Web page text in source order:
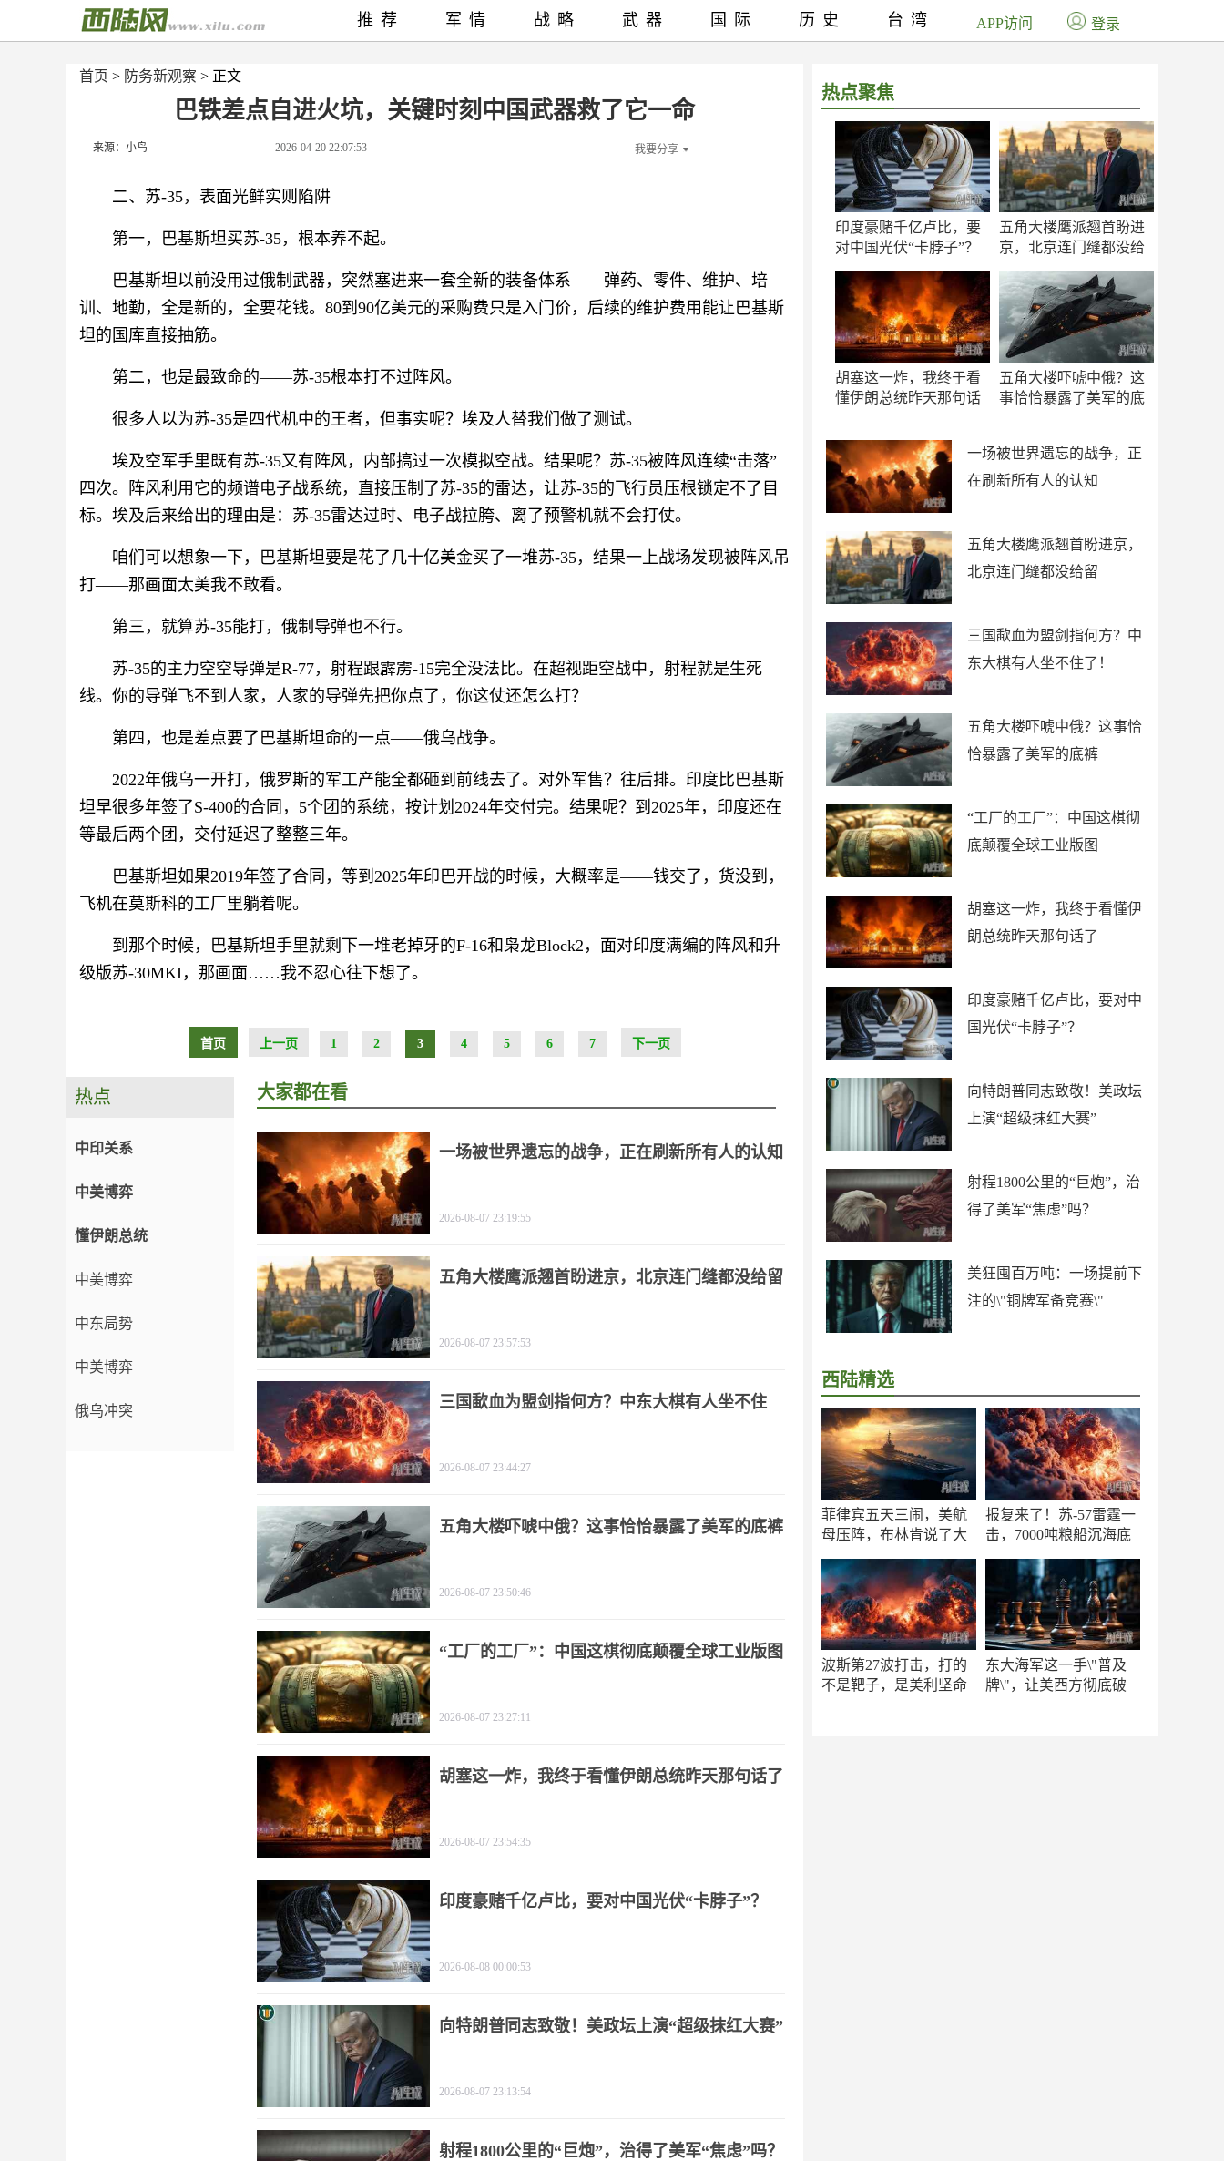
首页 > 防务新观察 > 正文
巴铁差点自进火坑，关键时刻中国武器救了它一命
来源：小鸟 2026-04-20 22:07:53 我要分享
二、苏-35，表面光鲜实则陷阱
第一，巴基斯坦买苏-35，根本养不起。
巴基斯坦以前没用过俄制武器，突然塞进来一套全新的装备体系——弹药、零件、维护、培
训、地勤，全是新的，全要花钱。80到90亿美元的采购费只是入门价，后续的维护费用能让巴基斯
坦的国库直接抽筋。
第二，也是最致命的——苏-35根本打不过阵风。
很多人以为苏-35是四代机中的王者，但事实呢？埃及人替我们做了测试。
埃及空军手里既有苏-35又有阵风，内部搞过一次模拟空战。结果呢？苏-35被阵风连续“击落”
四次。阵风利用它的频谱电子战系统，直接压制了苏-35的雷达，让苏-35的飞行员压根锁定不了目
标。埃及后来给出的理由是：苏-35雷达过时、电子战拉胯、离了预警机就不会打仗。
咱们可以想象一下，巴基斯坦要是花了几十亿美金买了一堆苏-35，结果一上战场发现被阵风吊
打——那画面太美我不敢看。
第三，就算苏-35能打，俄制导弹也不行。
苏-35的主力空空导弹是R-77，射程跟霹雳-15完全没法比。在超视距空战中，射程就是生死
线。你的导弹飞不到人家，人家的导弹先把你点了，你这仗还怎么打？
第四，也是差点要了巴基斯坦命的一点——俄乌战争。
2022年俄乌一开打，俄罗斯的军工产能全都砸到前线去了。对外军售？往后排。印度比巴基斯
坦早很多年签了S-400的合同，5个团的系统，按计划2024年交付完。结果呢？到2025年，印度还在
等最后两个团，交付延迟了整整三年。
巴基斯坦如果2019年签了合同，等到2025年印巴开战的时候，大概率是——钱交了，货没到，
飞机在莫斯科的工厂里躺着呢。
到那个时候，巴基斯坦手里就剩下一堆老掉牙的F-16和枭龙Block2，面对印度满编的阵风和升
级版苏-30MKI，那画面……我不忍心往下想了。
首页 上一页 1 2 3 4 5 6 7 下一页
热点聚焦
印度豪赌千亿卢比，要
对中国光伏“卡脖子”？
五角大楼鹰派翘首盼进
京，北京连门缝都没给
胡塞这一炸，我终于看
懂伊朗总统昨天那句话
五角大楼吓唬中俄？这
事恰恰暴露了美军的底
一场被世界遗忘的战争，正
在刷新所有人的认知
五角大楼鹰派翘首盼进京，
北京连门缝都没给留
三国歃血为盟剑指何方？中
东大棋有人坐不住了！
五角大楼吓唬中俄？这事恰
恰暴露了美军的底裤
“工厂的工厂”：中国这棋彻
底颠覆全球工业版图
胡塞这一炸，我终于看懂伊
朗总统昨天那句话了
印度豪赌千亿卢比，要对中
国光伏“卡脖子”？
向特朗普同志致敬！美政坛
上演“超级抹红大赛”
射程1800公里的“巨炮”，治
得了美军“焦虑”吗？
美狂囤百万吨：一场提前下
注的\"铜牌军备竞赛\"
西陆精选
菲律宾五天三闹，美航
母压阵，布林肯说了大
报复来了！苏-57雷霆一
击，7000吨粮船沉海底
波斯第27波打击，打的
不是靶子，是美利坚命
东大海军这一手\"普及
牌\"，让美西方彻底破
推荐 军情 战略 武器 国际 历史 台湾 APP访问 登录
热点
中印关系
中美博弈
懂伊朗总统
中美博弈
中东局势
中美博弈
俄乌冲突
大家都在看
一场被世界遗忘的战争，正在刷新所有人的认知
2026-08-07 23:19:55
五角大楼鹰派翘首盼进京，北京连门缝都没给留
2026-08-07 23:57:53
三国歃血为盟剑指何方？中东大棋有人坐不住
2026-08-07 23:44:27
五角大楼吓唬中俄？这事恰恰暴露了美军的底裤
2026-08-07 23:50:46
“工厂的工厂”：中国这棋彻底颠覆全球工业版图
2026-08-07 23:27:11
胡塞这一炸，我终于看懂伊朗总统昨天那句话了
2026-08-07 23:54:35
印度豪赌千亿卢比，要对中国光伏“卡脖子”？
2026-08-08 00:00:53
向特朗普同志致敬！美政坛上演“超级抹红大赛”
2026-08-07 23:13:54
射程1800公里的“巨炮”，治得了美军“焦虑”吗？